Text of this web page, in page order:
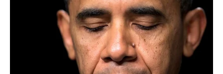
Korean Broadcasting Awards 2021 – Popularity Award –The
Penthouse: War in Life 1,2
SBS Drama Awards 2021 – Top Excellence Award, Actress in
a Miniseries Genre/Fantasy Drama –The Penthouse: War in